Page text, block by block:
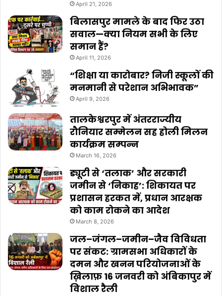
April 21, 2026
बिलासपुर मामले के बाद फिर उठा
सवाल—क्या नियम सभी के लिए
समान हैं?
April 11, 2026
“शिक्षा या कारोबार? निजी स्कूलों की
मनमानी से परेशान अभिभावक”
April 9, 2026
तालकेश्वरपुर में अंतरराज्यीय
रौनियार सम्मेलन सह होली मिलन
कार्यक्रम सम्पन्न
March 16, 2026
ड्यूटी से ‘तलाक’ और सरकारी
जमीन से ‘निकाह’: शिकायत पर
प्रशासन हरकत में, प्रधान आरक्षक
को काम रोकने का आदेश
March 8, 2026
जल–जंगल–जमीन–जैव विविधता
पर संकट: ग्रामसभा अधिकारों के
दमन और खनन परियोजनाओं के
ख़िलाफ़ 16 जनवरी को अंबिकापुर में
विशाल रैली